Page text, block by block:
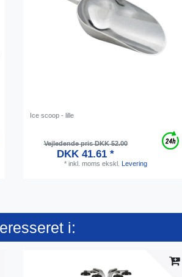
Ice scoop - lille
Vejledende pris DKK 52.00
DKK 41.61 *
* inkl. moms ekskl. Levering
i: